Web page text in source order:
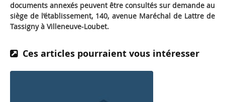
documents annexés peuvent être consultés sur demande au
siège de l’établissement, 140, avenue Maréchal de Lattre de
Tassigny à Villeneuve-Loubet.
Ces articles pourraient vous intéresser